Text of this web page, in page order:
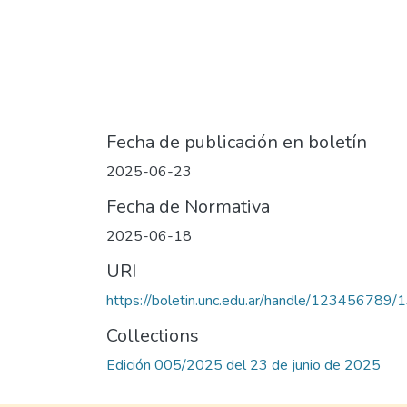
Fecha de publicación en boletín
2025-06-23
Fecha de Normativa
2025-06-18
URI
https://boletin.unc.edu.ar/handle/123456789/
Collections
Edición 005/2025 del 23 de junio de 2025